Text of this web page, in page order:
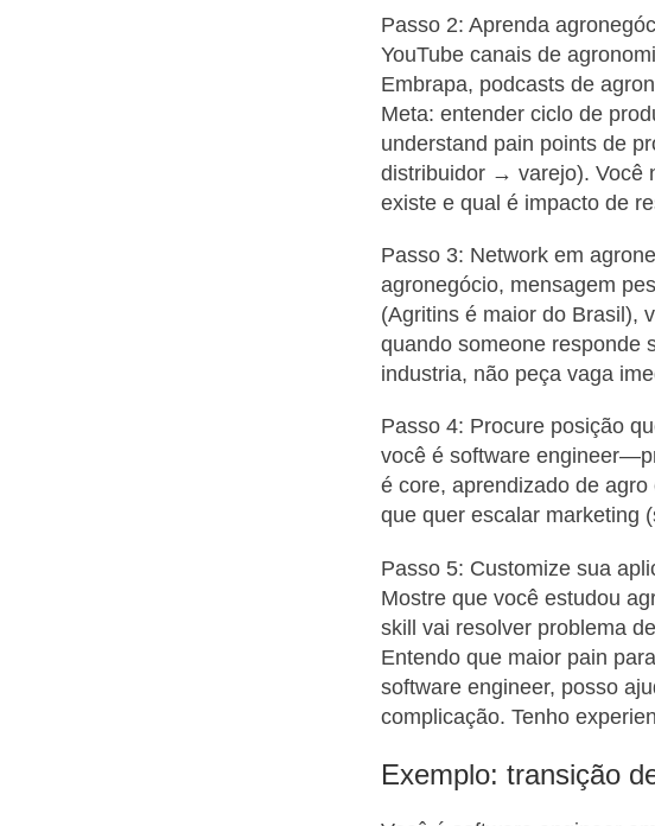
Passo 2: Aprenda
YouTube canais de
Embrapa, podcasts de
Meta: entender ciclo de
understand pain points de
distribuidor → varejo). Você
existe e qual é impacto de
Passo 3: Network em
agronegócio, mensagem
(Agritins é maior do Brasil),
quando someone responde
industria, não peça vaga
Passo 4: Procure posição
você é software
é core, aprendizado de
que quer escalar marketing
Passo 5: Customize sua
Mostre que você estudou
skill vai resolver problema
Entendo que maior pain
software engineer, posso
complicação. Tenho
Exemplo: transição